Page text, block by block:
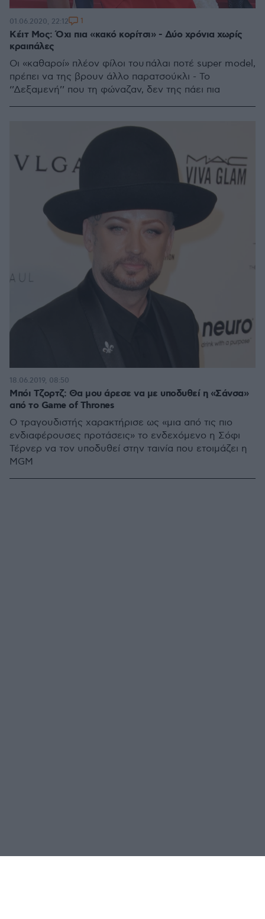
Κέιτ Μος: Όχι πια «κακό κορίτσι» - Δύο χρόνια χωρίς
κραιπάλες
Οι «καθαροί» πλέον φίλοι του πάλαι ποτέ super model,
πρέπει να της βρουν άλλο παρατσούκλι - Το
‘’Δεξαμενή’’ που τη φώναζαν, δεν της πάει πια
01.06.2020, 22:12 1
Μπόι Τζορτζ: Θα μου άρεσε να με υποδυθεί η «Σάνσα»
από το Game of Thrones
Ο τραγουδιστής χαρακτήρισε ως «μια από τις πιο
ενδιαφέρουσες προτάσεις» το ενδεχόμενο η Σόφι
Τέρνερ να τον υποδυθεί στην ταινία που ετοιμάζει η
MGM
18.06.2019, 08:50